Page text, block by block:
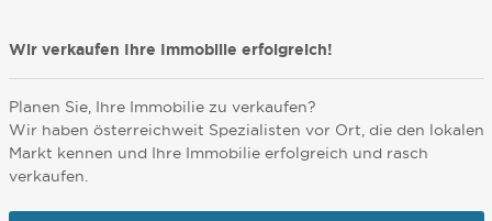
Wir verkaufen Ihre Immobilie erfolgreich!
Planen Sie, Ihre Immobilie zu verkaufen?
Wir haben österreichweit Spezialisten vor Ort, die den lokalen
Markt kennen und Ihre Immobilie erfolgreich und rasch
verkaufen.